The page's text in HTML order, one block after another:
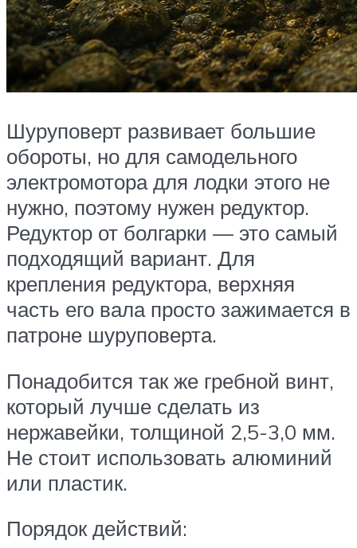
Шуруповерт развивает большие
обороты, но для самодельного
электромотора для лодки этого не
нужно, поэтому нужен редуктор.
Редуктор от болгарки — это самый
подходящий вариант. Для
крепления редуктора, верхняя
часть его вала просто зажимается в
патроне шуруповерта.
Понадобится так же гребной винт,
который лучше сделать из
нержавейки, толщиной 2,5-3,0 мм.
Не стоит использовать алюминий
или пластик.
Порядок действий: